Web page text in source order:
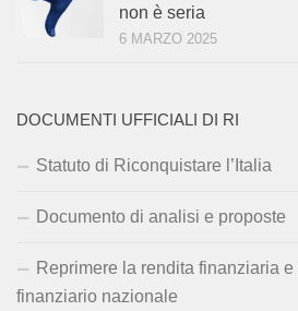
non è seria
6 MARZO 2025
DOCUMENTI UFFICIALI DI RI
Statuto di Riconquistare l’Italia
Documento di analisi e proposte
Reprimere la rendita finanziaria
finanziario nazionale